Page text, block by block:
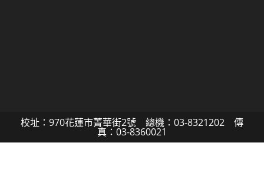
校址：970花蓮市菁華街2號 總機：03-8321202 傳
真：03-8360021